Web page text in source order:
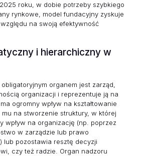
roku, w dobie potrzeby szybkiego
rynkowe, model fundacyjny zyskuje
na swoją efektywność
i hierarchiczny w
organem jest zarząd,
organizacji i reprezentuje ją na
ogromny wpływ na kształtowanie
na stworzenie struktury, w której
wpływ na organizację (np. poprzez
w zarządzie lub prawo
lub pozostawia resztę decyzji
czy też radzie. Organ nadzoru